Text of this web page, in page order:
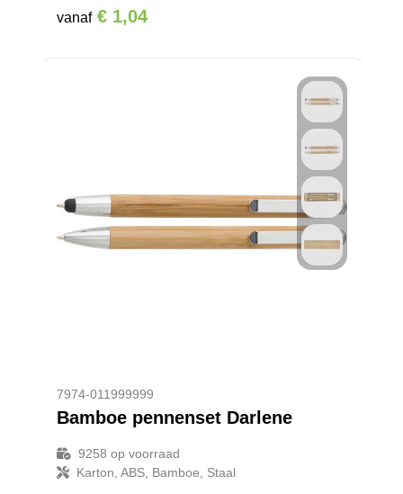
vanaf € 1,04
7974-011999999
Bamboe pennenset Darlene
9258 op voorraad
Karton, ABS, Bamboe, Staal